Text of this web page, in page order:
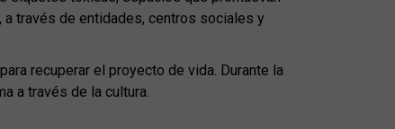
través de entidades, centros sociales y
recuperar el proyecto de vida. Durante la
a través de la cultura.